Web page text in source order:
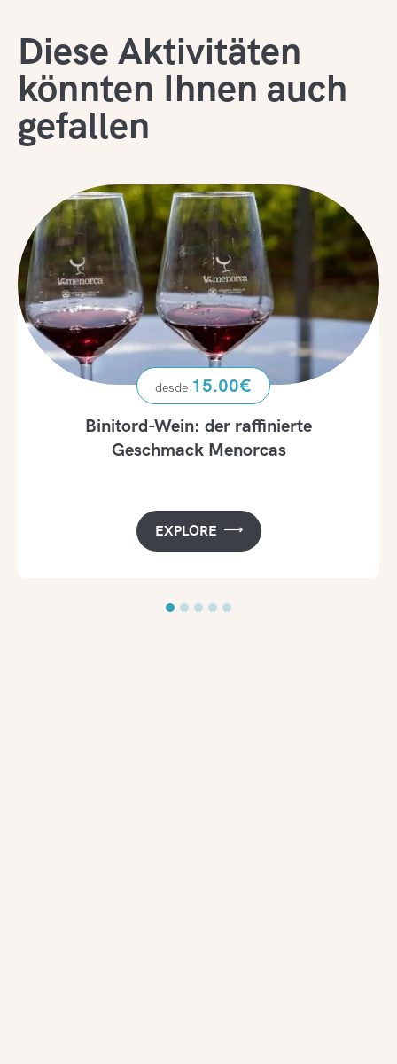
Diese Aktivitäten
könnten Ihnen auch
gefallen
Binitord-Wein: der raffinierte
Geschmack Menorcas
15.00€
EXPLORE